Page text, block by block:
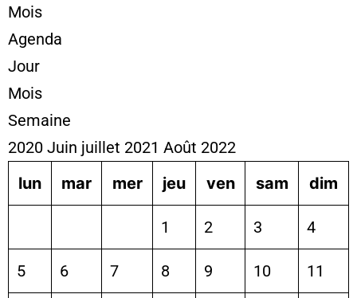
Mois
Agenda
Jour
Mois
Semaine
2020 Juin juillet 2021 Août 2022
lun
mar mer jeu ven sam dim
1 2 3 4
5 6 7 8 9 10 11